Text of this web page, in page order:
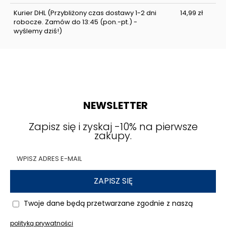
Kurier DHL(Przybliżony czas dostawy 1-2 dni
robocze. Zamów do 13:45 (pon.-pt.) -
wyślemy dziś!)
14,99 zł
NEWSLETTER
Zapisz się i zyskaj -10% na pierwsze
zakupy.
ZAPISZ SIĘ
Twoje dane będą przetwarzane zgodnie z naszą
polityką prywatności